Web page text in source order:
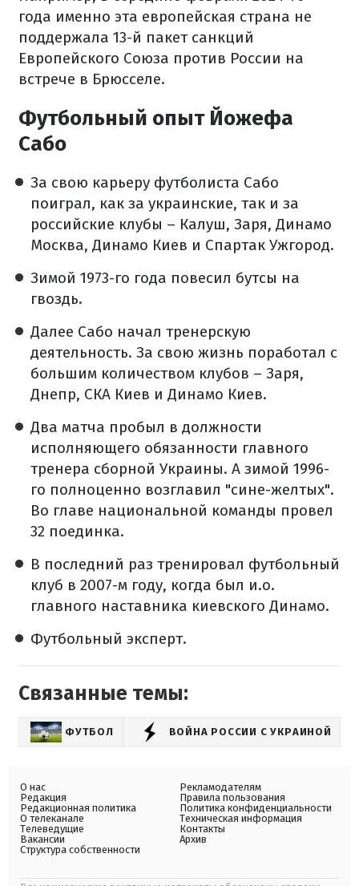
года именно эта европейская страна не
поддержала 13-й пакет санкций
Европейского Союза против России на
встрече в Брюсселе.
Футбольный опыт Йожефа
Сабо
За свою карьеру футболиста Сабо
поиграл, как за украинские, так и за
российские клубы – Калуш, Заря, Динамо
Москва, Динамо Киев и Спартак Ужгород.
Зимой 1973-го года повесил бутсы на
гвоздь.
Далее Сабо начал тренерскую
деятельность. За свою жизнь поработал с
большим количеством клубов – Заря,
Днепр, СКА Киев и Динамо Киев.
Два матча пробыл в должности
исполняющего обязанности главного
тренера сборной Украины. А зимой 1996-
го полноценно возглавил "сине-желтых".
Во главе национальной команды провел
32 поединка.
В последний раз тренировал футбольный
клуб в 2007-м году, когда был и.о.
главного наставника киевского Динамо.
Футбольный эксперт.
Связанные темы:
ФУТБОЛ ВОЙНА РОССИИ С УКРАИНОЙ
О нас
Редакция
Редакционная политика
О телеканале
Телеведущие
Вакансии
Структура собственности
Рекламодателям
Правила пользования
Политика конфиденциальности
Техническая информация
Контакты
Архив